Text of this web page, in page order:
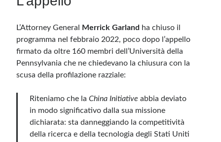
L’Attorney General Merrick Garland ha chiuso il
programma nel febbraio 2022, poco dopo l’appello
firmato da oltre 160 membri dell’Università della
Pennsylvania che ne chiedevano la chiusura con la
scusa della profilazione razziale:
Riteniamo che la China Initiative abbia deviato
in modo significativo dalla sua missione
dichiarata: sta danneggiando la competitività
della ricerca e della tecnologia degli Stati Uniti